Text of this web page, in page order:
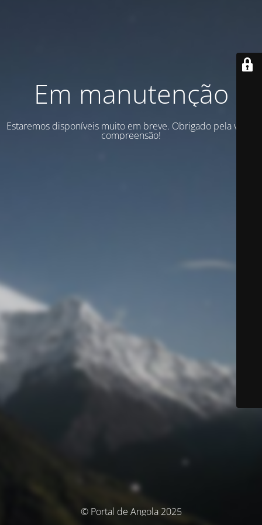
Em manutenção
Estaremos disponíveis muito em breve. Obrigado pela vossa
compreensão!
© Portal de Angola 2025